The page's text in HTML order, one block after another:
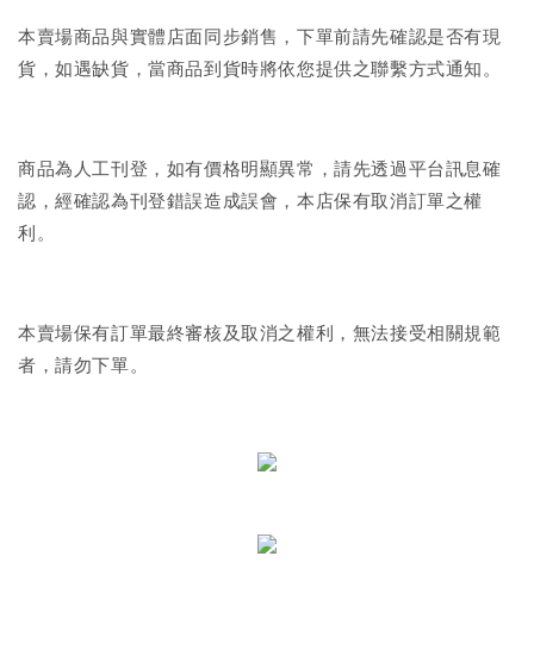
本賣場商品與實體店面同步銷售，下單前請先確認是否有現
貨，如遇缺貨，當商品到貨時將依您提供之聯繫方式通知。
商品為人工刊登，如有價格明顯異常，請先透過平台訊息確
認，經確認為刊登錯誤造成誤會，本店保有取消訂單之權
利。
本賣場保有訂單最終審核及取消之權利，無法接受相關規範
者，請勿下單。